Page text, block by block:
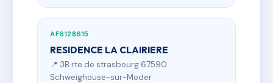
AF6128615
RESIDENCE LA CLAIRIERE
📍 3B rte de strasbourg 67590
Schweighouse-sur-Moder